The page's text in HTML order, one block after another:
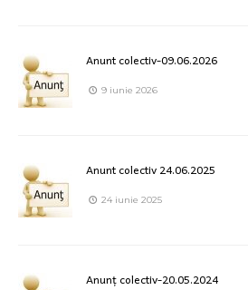
Anunt colectiv-09.06.2026
9 iunie 2026
Anunt colectiv 24.06.2025
24 iunie 2025
Anunț colectiv-20.05.2024